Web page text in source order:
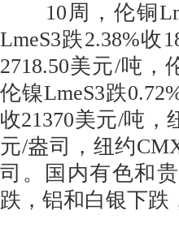
10周，伦铜
LmeS3跌2.38%收
2718.50美元/吨，
伦镍LmeS3跌
收21370美元/吨，
元/盎司，纽约
司。国内有色和
跌，铝和白银下跌